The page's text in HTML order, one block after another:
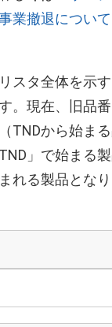
業撤退について
スタ全体を示
。現在、旧品番
TNDから始ま
」で始まる
れる製品とな